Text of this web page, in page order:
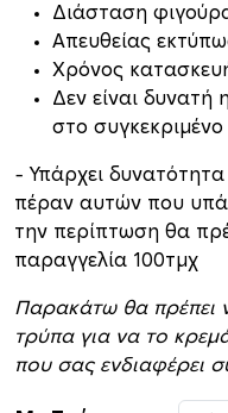
Διάσταση
Απευθείας
Xρόνος
Δεν είναι
στο συγκεκριμένο
– Υπάρχει
πέραν αυτών που
την περίπτωση θα
παραγγελία 100τμχ
Παρακάτω θα πρέπει
τρύπα για να το
που σας ενδιαφέρει